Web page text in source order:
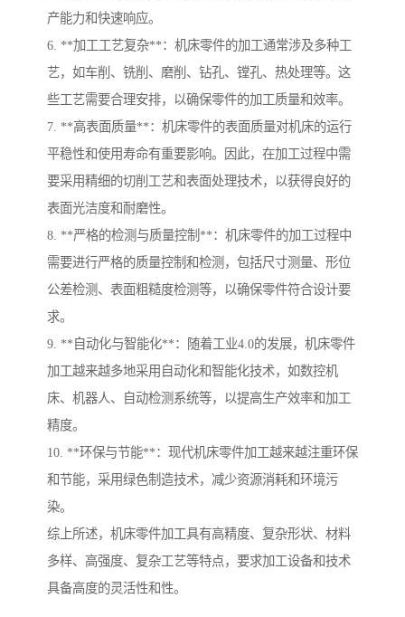
产能力和快速响应。
6. **加工工艺复杂**：机床零件的加工通常涉及多种工
艺，如车削、铣削、磨削、钻孔、镗孔、热处理等。这
些工艺需要合理安排，以确保零件的加工质量和效率。
7. **高表面质量**：机床零件的表面质量对机床的运行
平稳性和使用寿命有重要影响。因此，在加工过程中需
要采用精细的切削工艺和表面处理技术，以获得良好的
表面光洁度和耐磨性。
8. **严格的检测与质量控制**：机床零件的加工过程中
需要进行严格的质量控制和检测，包括尺寸测量、形位
公差检测、表面粗糙度检测等，以确保零件符合设计要
求。
9. **自动化与智能化**：随着工业4.0的发展，机床零件
加工越来越多地采用自动化和智能化技术，如数控机
床、机器人、自动检测系统等，以提高生产效率和加工
精度。
10. **环保与节能**：现代机床零件加工越来越注重环保
和节能，采用绿色制造技术，减少资源消耗和环境污
染。
综上所述，机床零件加工具有高精度、复杂形状、材料
多样、高强度、复杂工艺等特点，要求加工设备和技术
具备高度的灵活性和性。